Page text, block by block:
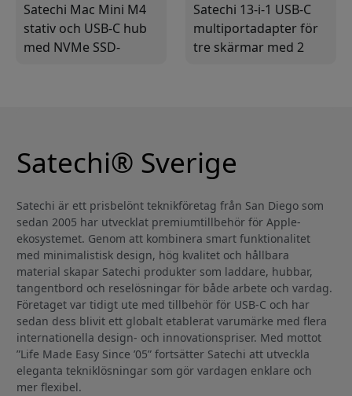
Satechi Mac Mini M4
stativ och USB-C hub
med NVMe SSD-
Satechi 13-i-1 USB-C
multiportadapter för
tre skärmar med 2
Satechi® Sverige
Satechi är ett prisbelönt teknikföretag från San Diego som
sedan 2005 har utvecklat premiumtillbehör för Apple-
ekosystemet. Genom att kombinera smart funktionalitet
med minimalistisk design, hög kvalitet och hållbara
material skapar Satechi produkter som laddare, hubbar,
tangentbord och reselösningar för både arbete och vardag.
Företaget var tidigt ute med tillbehör för USB-C och har
sedan dess blivit ett globalt etablerat varumärke med flera
internationella design- och innovationspriser. Med mottot
”Life Made Easy Since ’05” fortsätter Satechi att utveckla
eleganta tekniklösningar som gör vardagen enklare och
mer flexibel.